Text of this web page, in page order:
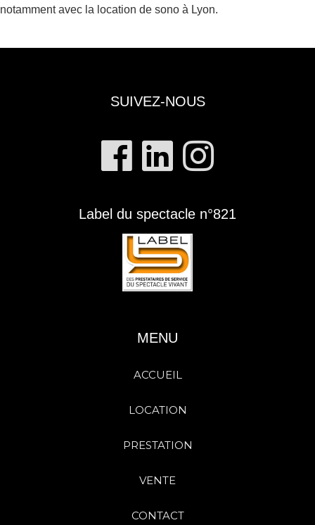
notamment avec la location de sono à Lyon.
SUIVEZ-NOUS
Label du spectacle n°821
MENU
ACCUEIL
LOCATION
PRESTATION
VENTE
CONTACT